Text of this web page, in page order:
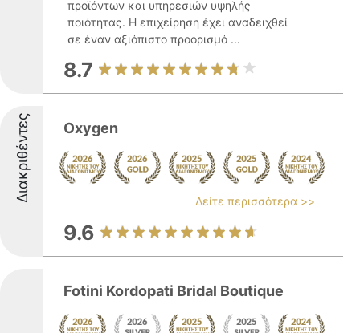
προϊόντων και υπηρεσιών υψηλής
ποιότητας. Η επιχείρηση έχει αναδειχθεί
σε έναν αξιόπιστο προορισμό ...
8.7
Διακριθέντες Oxygen
Δείτε περισσότερα >>
9.6
Fotini Kordopati Bridal Boutique